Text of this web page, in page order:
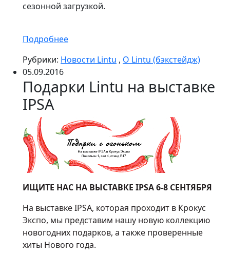
сезонной загрузкой.
Подробнее
Рубрики: Новости Lintu , О Lintu (бэкстейдж)
05.09.2016
Подарки Lintu на выставке
IPSA
ИЩИТЕ НАС НА ВЫСТАВКЕ IPSA 6-8 СЕНТЯБРЯ
На выставке IPSA, которая проходит в Крокус
Экспо, мы представим нашу новую коллекцию
новогодних подарков, а также проверенные
хиты Нового года.